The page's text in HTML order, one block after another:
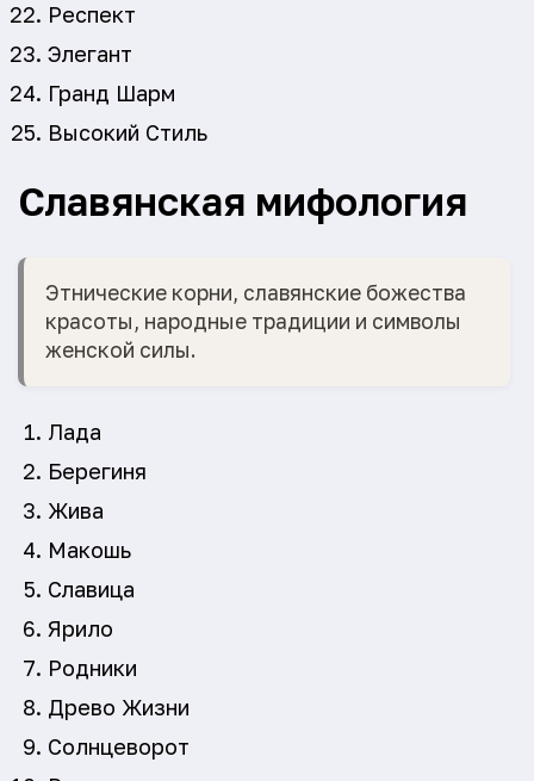
Респект
Элегант
Гранд Шарм
Высокий Стиль
Славянская мифология
Этнические корни, славянские божества
красоты, народные традиции и символы
женской силы.
Лада
Берегиня
Жива
Макошь
Славица
Ярило
Родники
Древо Жизни
Солнцеворот